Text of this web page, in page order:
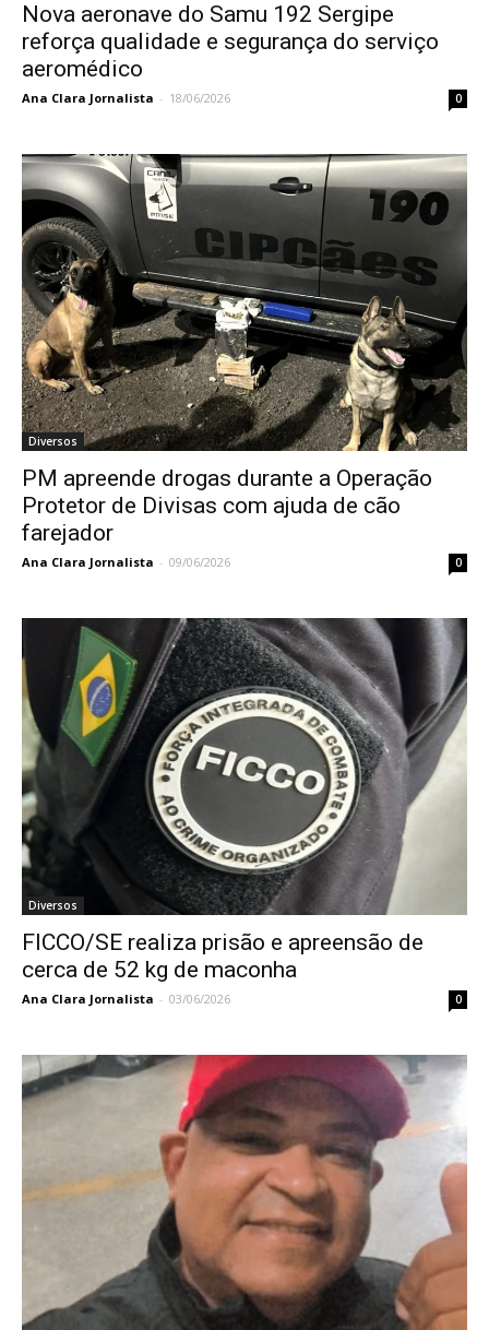
Nova aeronave do Samu 192 Sergipe
reforça qualidade e segurança do serviço
aeromédico
Ana Clara Jornalista - 18/06/2026 0
Diversos
PM apreende drogas durante a Operação
Protetor de Divisas com ajuda de cão
farejador
Ana Clara Jornalista - 09/06/2026 0
Diversos
FICCO/SE realiza prisão e apreensão de
cerca de 52 kg de maconha
Ana Clara Jornalista - 03/06/2026 0